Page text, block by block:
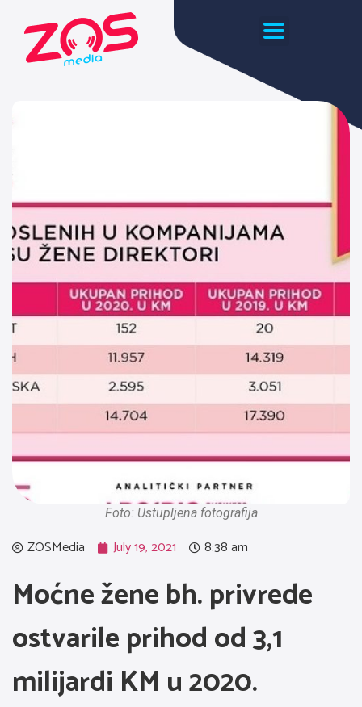
Foto: Ustupljena fotografija
ZOSMedia July 19, 2021 8:38 am
Moćne žene bh. privrede
ostvarile prihod od 3,1
milijardi KM u 2020.